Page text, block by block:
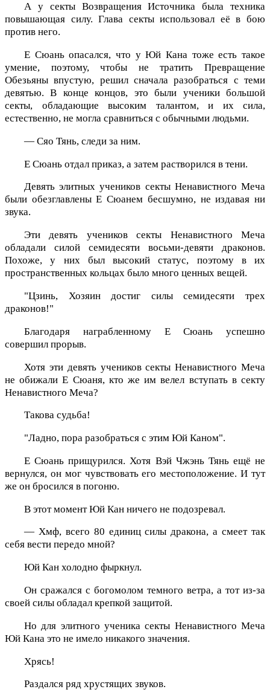
А у секты Возвращения Источника была техника
повышающая силу. Глава секты использовал её в бою
против него.
Е Сюань опасался, что у Юй Кана тоже есть такое
умение, поэтому, чтобы не тратить Превращение
Обезьяны впустую, решил сначала разобраться с теми
девятью. В конце концов, это были ученики большой
секты, обладающие высоким талантом, и их сила,
естественно, не могла сравниться с обычными людьми.
— Сяо Тянь, следи за ним.
Е Сюань отдал приказ, а затем растворился в тени.
Девять элитных учеников секты Ненавистного Меча
были обезглавлены Е Сюанем бесшумно, не издавая ни
звука.
Эти девять учеников секты Ненавистного Меча
обладали силой семидесяти восьми-девяти драконов.
Похоже, у них был высокий статус, поэтому в их
пространственных кольцах было много ценных вещей.
"Цзинь, Хозяин достиг силы семидесяти трех
драконов!"
Благодаря награбленному Е Сюань успешно
совершил прорыв.
Хотя эти девять учеников секты Ненавистного Меча
не обижали Е Сюаня, кто же им велел вступать в секту
Ненавистного Меча?
Такова судьба!
"Ладно, пора разобраться с этим Юй Каном".
Е Сюань прищурился. Хотя Вэй Чжэнь Тянь ещё не
вернулся, он мог чувствовать его местоположение. И тут
же он бросился в погоню.
В этот момент Юй Кан ничего не подозревал.
— Хмф, всего 80 единиц силы дракона, а смеет так
себя вести передо мной?
Юй Кан холодно фыркнул.
Он сражался с богомолом темного ветра, а тот из-за
своей силы обладал крепкой защитой.
Но для элитного ученика секты Ненавистного Меча
Юй Кана это не имело никакого значения.
Хрясь!
Раздался ряд хрустящих звуков.